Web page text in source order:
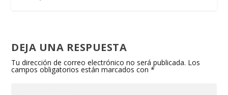
DEJA UNA RESPUESTA
Tu dirección de correo electrónico no será publicada. Los
campos obligatorios están marcados con*